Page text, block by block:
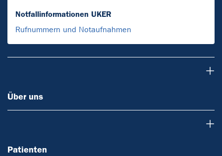
Notfallinformationen UKER
Rufnummern und Notaufnahmen
Über uns
Patienten